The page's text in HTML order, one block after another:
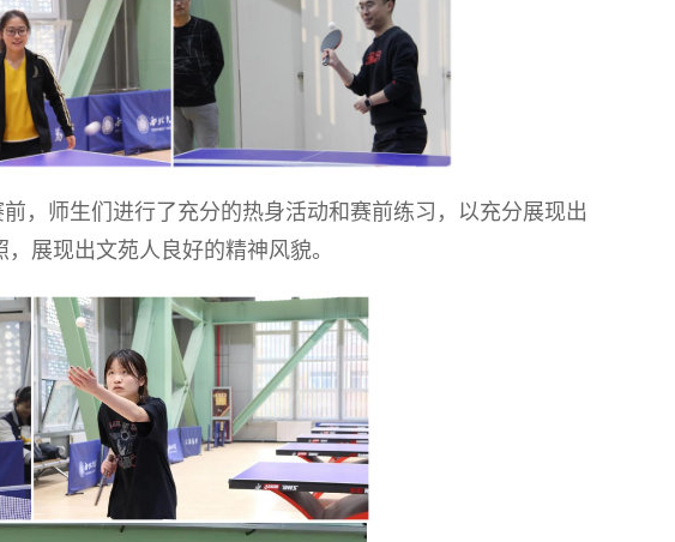
，师生们进行了充分的热身活动和赛前练习，以充分展现出
展现出文苑人良好的精神风貌。